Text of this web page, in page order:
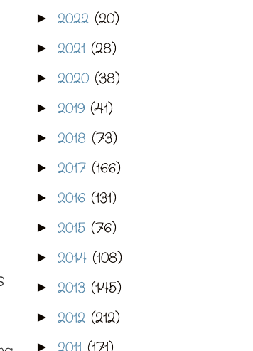
► 2022 (20)
► 2021 (28)
► 2020 (38)
► 2019 (41)
► 2018 (73)
► 2017 (166)
► 2016 (131)
► 2015 (76)
► 2014 (108)
► 2013 (145)
► 2012 (212)
►